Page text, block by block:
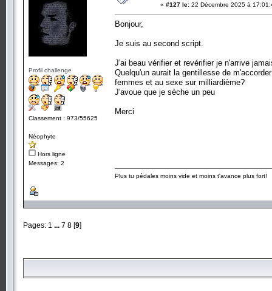
Profil challenge
Classement : 973/55625
Néophyte
Hors ligne
Messages: 2
« #127 le: 22 Décembre 2025 à
Bonjour,
Je suis au second script.
J'ai beau vérifier et revérifier je n'arrive
Quelqu'un aurait la gentillesse de
femmes et au sexe sur milliardième?
J'avoue que je sèche un peu
Merci
Plus tu pédales moins vide et moins t'avance plus fort!
Pages: 1 ... 7 8 [9]